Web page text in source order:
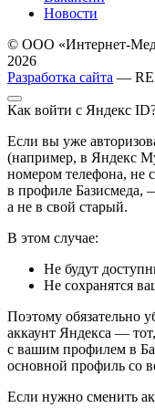
Новости
© ООО «Интернет-
2026
Разработка сайта —
Как войти с Яндекс
Если вы уже
(например, в Яндекс
номером телефона,
в профиле Базисмеда,
а не в свой старый.
В этом случае:
Не будут
Не сохранятся
Поэтому обязательно
аккаунт Яндекса —
с вашим профилем в
основной профиль со
Если нужно сменить